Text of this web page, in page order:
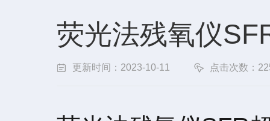
荧光法残氧仪
更新时间：2023-10-11 点击次数：